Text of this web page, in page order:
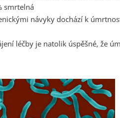
smrtelná
návyky dochází k
léčby je natolik úspěšné, že